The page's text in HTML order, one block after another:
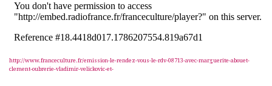
http://www.franceculture.fr/emission-le-rendez-vous-le-rdv-08713-avec-marguerite-abouet-
clement-oubrerie-vladimir-velickovic-et-